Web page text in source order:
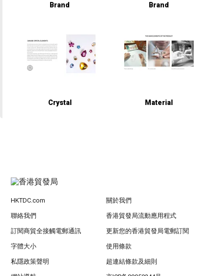
Brand Brand
Crystal Material
HKTDC.com 關於我們
聯絡我們 香港貿發局流動應用程式
訂閱商貿全接觸電郵通訊 更新您的香港貿發局電郵訂閱
字體大小 使用條款
私隱政策聲明 超連結條款及細則